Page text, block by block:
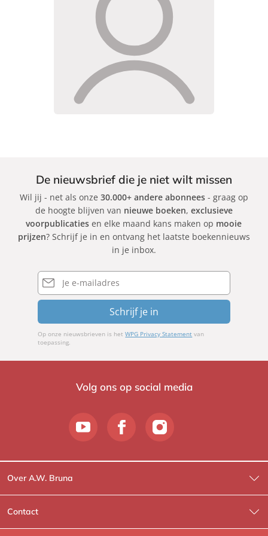
De nieuwsbrief die je niet wilt missen
Wil jij - net als onze 30.000+ andere abonnees- graag op
de hoogte blijven van nieuwe boeken, exclusieve
voorpublicaties en elke maand kans maken op mooie
prijzen? Schrijf je in en ontvang het laatste boekennieuws
in je inbox.
E-
mailadres
Schrijf je in
Op onze nieuwsbrieven is hetWPG Privacy Statement van
toepassing.
Volg ons op social media
Over A.W. Bruna
Wat wij doen
Wie is Wie?
Contact
Contactinformatie